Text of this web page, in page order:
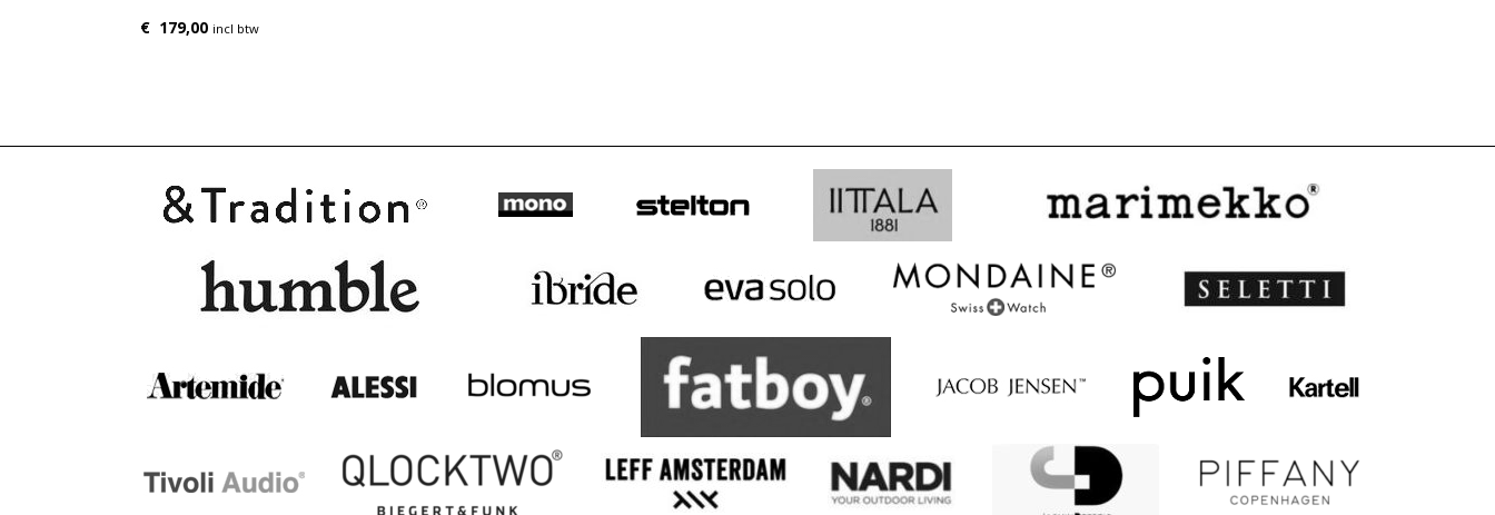
€ 179,00 incl btw